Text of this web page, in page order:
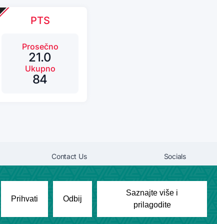
PTS
Prosečno
21.0
Ukupno
84
Contact Us Socials
Prihvati Odbij
Saznajte više i
prilagodite